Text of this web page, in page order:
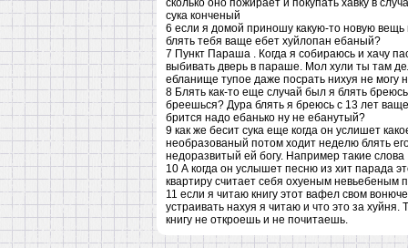
сколько оно пожирает и покупать хавку в
сука конченый
6 если я домой приношу какую-то новую
блять тебя ваще ебет хуйлопан ебаный?
7 Пункт Параша . Когда я собираюсь и хачу
выбивать дверь в параше. Мол хули ты там
ебланище тупое даже посрать нихуя не могу
8 Блять как-то еще случай был я блять
бреешься? Дура блять я бреюсь с 13 лет
брится надо ебанько ну не ебанутый?
9 как же бесит сука еще когда он услишет
необразованый потом ходит неделю блять
недоразвитый ей богу. Например такие
10 А когда он услышет песню из хит парада
квартиру считает себя охуеным невьебеным
11 если я читаю книгу этот вафел свом
устраивать нахуя я читаю и что это за
книгу не откроешь и не почитаешь.